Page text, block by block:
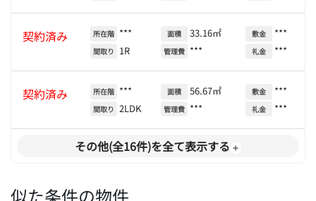
契約済み 所在階 ***
間取り 1R
面積 33.16㎡
管理費 ***
敷金 ***
礼金 ***
契約済み 所在階 ***
間取り 2LDK
面積 56.67㎡
管理費 ***
敷金 ***
礼金 ***
その他(全16件)を全て表示する
似た条件の物件